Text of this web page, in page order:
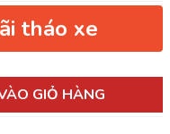
tháo xe
GIỎ HÀNG